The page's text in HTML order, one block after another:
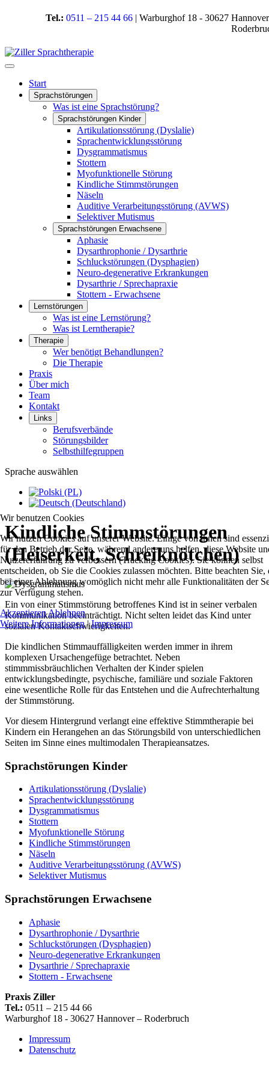
Tel.: 0511 – 215 44 66 | Warburghof 18 - 30627
Start
Sprachstörungen
Was ist eine Sprachstörung?
Sprachstörungen Kinder
Artikulationsstörung (Dyslalie)
Sprachentwicklungsstörung
Dysgrammatismus
Stottern
Myofunktionelle Störung
Kindliche Stimmstörungen
Näseln
Auditive Verarbeitungsstörung (AVWS)
Selektiver Mutismus
Sprachstörungen Erwachsene
Aphasie
Dysarthrophonie / Dysarthrie
Schluckstörungen (Dysphagien)
Neuro-degenerative Erkrankungen
Dysarthrie / Sprechapraxie
Stottern - Erwachsene
Lernstörungen
Was ist eine Lernstörung?
Was ist Lerntherapie?
Therapie
Wer benötigt Behandlungen?
Die Therapie
Praxis
Über mich
Team
Kontakt
Links
Berufsverbände
Störungsbilder
Selbsthilfegruppen
Sprache auswählen
Kindliche Stimmstörungen
(Heiserkeit, Schreiknötchen)
Ein von einer Stimmstörung betroffenes Kind ist in seiner verbalen
Kommunikation beeinträchtigt. Nicht selten leidet das Kind unter
sozialen Kontaktschwierigkeiten.
Die kindlichen Stimmauffälligkeiten werden immer in ihrem
komplexen Ursachengefüge betrachtet. Neben
stimmmissbräuchlichen Verhalten der Kinder spielen
entwicklungsbedingte, psychische, familiäre und soziale Faktoren
eine wesentliche Rolle für das Entstehen und die Aufrechterhaltung
der Stimmstörung.
Vor diesem Hintergrund verlangt eine effektive Stimmtherapie bei
Kindern ein Herangehen an das Störungsbild von unterschiedlichen
Seiten im Sinne eines multimodalen Therapieansatzes.
Sprachstörungen Kinder
Artikulationsstörung (Dyslalie)
Sprachentwicklungsstörung
Dysgrammatismus
Stottern
Myofunktionelle Störung
Kindliche Stimmstörungen
Näseln
Auditive Verarbeitungsstörung (AVWS)
Selektiver Mutismus
Sprachstörungen Erwachsene
Aphasie
Dysarthrophonie / Dysarthrie
Schluckstörungen (Dysphagien)
Neuro-degenerative Erkrankungen
Dysarthrie / Sprechapraxie
Stottern - Erwachsene
Praxis Ziller
Tel.: 0511 – 215 44 66
Warburghof 18 - 30627 Hannover – Roderbruch
Impressum
Datenschutz
Wir benutzen Cookies
Wir nutzen Cookies auf unserer Website. Einige von ihnen sind
für den Betrieb der Seite, während andere uns helfen, diese Website
Nutzererfahrung zu verbessern (Tracking Cookies). Sie können selbst
entscheiden, ob Sie die Cookies zulassen möchten. Bitte beachten Sie,
bei einer Ablehnung womöglich nicht mehr alle Funktionalitäten der
zur Verfügung stehen.
Akzeptieren Ablehnen
Weitere Informationen|Impressum